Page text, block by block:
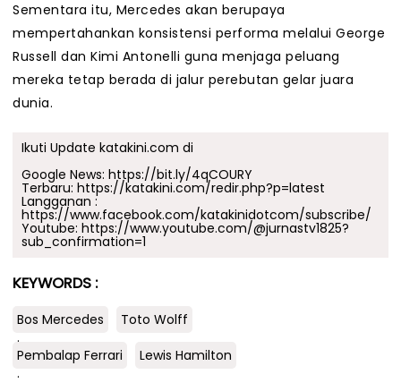
Sementara itu, Mercedes akan berupaya
mempertahankan konsistensi performa melalui George
Russell dan Kimi Antonelli guna menjaga peluang
mereka tetap berada di jalur perebutan gelar juara
dunia.
Ikuti Update katakini.com di
Google News: https://bit.ly/4qCOURY
Terbaru: https://katakini.com/redir.php?p=latest
Langganan :
https://www.facebook.com/katakinidotcom/subscribe/
Youtube: https://www.youtube.com/@jurnastv1825?
sub_confirmation=1
KEYWORDS :
Bos Mercedes
Toto Wolff
.
Pembalap Ferrari
Lewis Hamilton
.